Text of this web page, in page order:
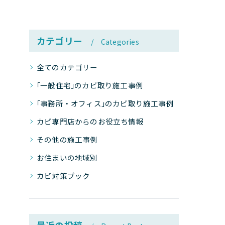
カテゴリー Categories
全てのカテゴリー
｢一般住宅｣のカビ取り施工事例
｢事務所・オフィス｣のカビ取り施工事例
カビ専門店からのお役立ち情報
その他の施工事例
お住まいの地域別
カビ対策ブック